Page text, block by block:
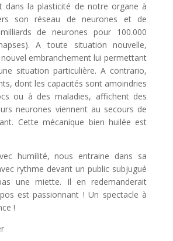
dans la plasticité de notre organe à
son réseau de neurones et de
de neurones pour 100.000
A toute situation nouvelle,
nouvel embranchement lui permettant
situation particulière. A contrario,
dont les capacités sont amoindries
ou à des maladies, affichent des
neurones viennent au secours de
Cette mécanique bien huilée est
humilité, nous entraine dans sa
rythme devant un public subjugué
une miette. Il en redemanderait
est passionnant ! Un spectacle à
!